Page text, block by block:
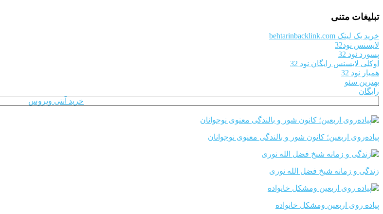
تبلیغات متنی
خرید بک لینک behtarinbacklink.com
لایسنس نود32
پسورد نود 32
اوکلی لایسنس رایگان نود 32
همیار نود 32
بهترین سئو
رایگان
خرید آنتی ویروس
پیاده‌روی اربعین؛ کانون شور و بالندگی معنوی نوجوانان
زندگی و زمانه شیخ فضل الله نوری
پیاده روی اربعین ومشکل خانواده